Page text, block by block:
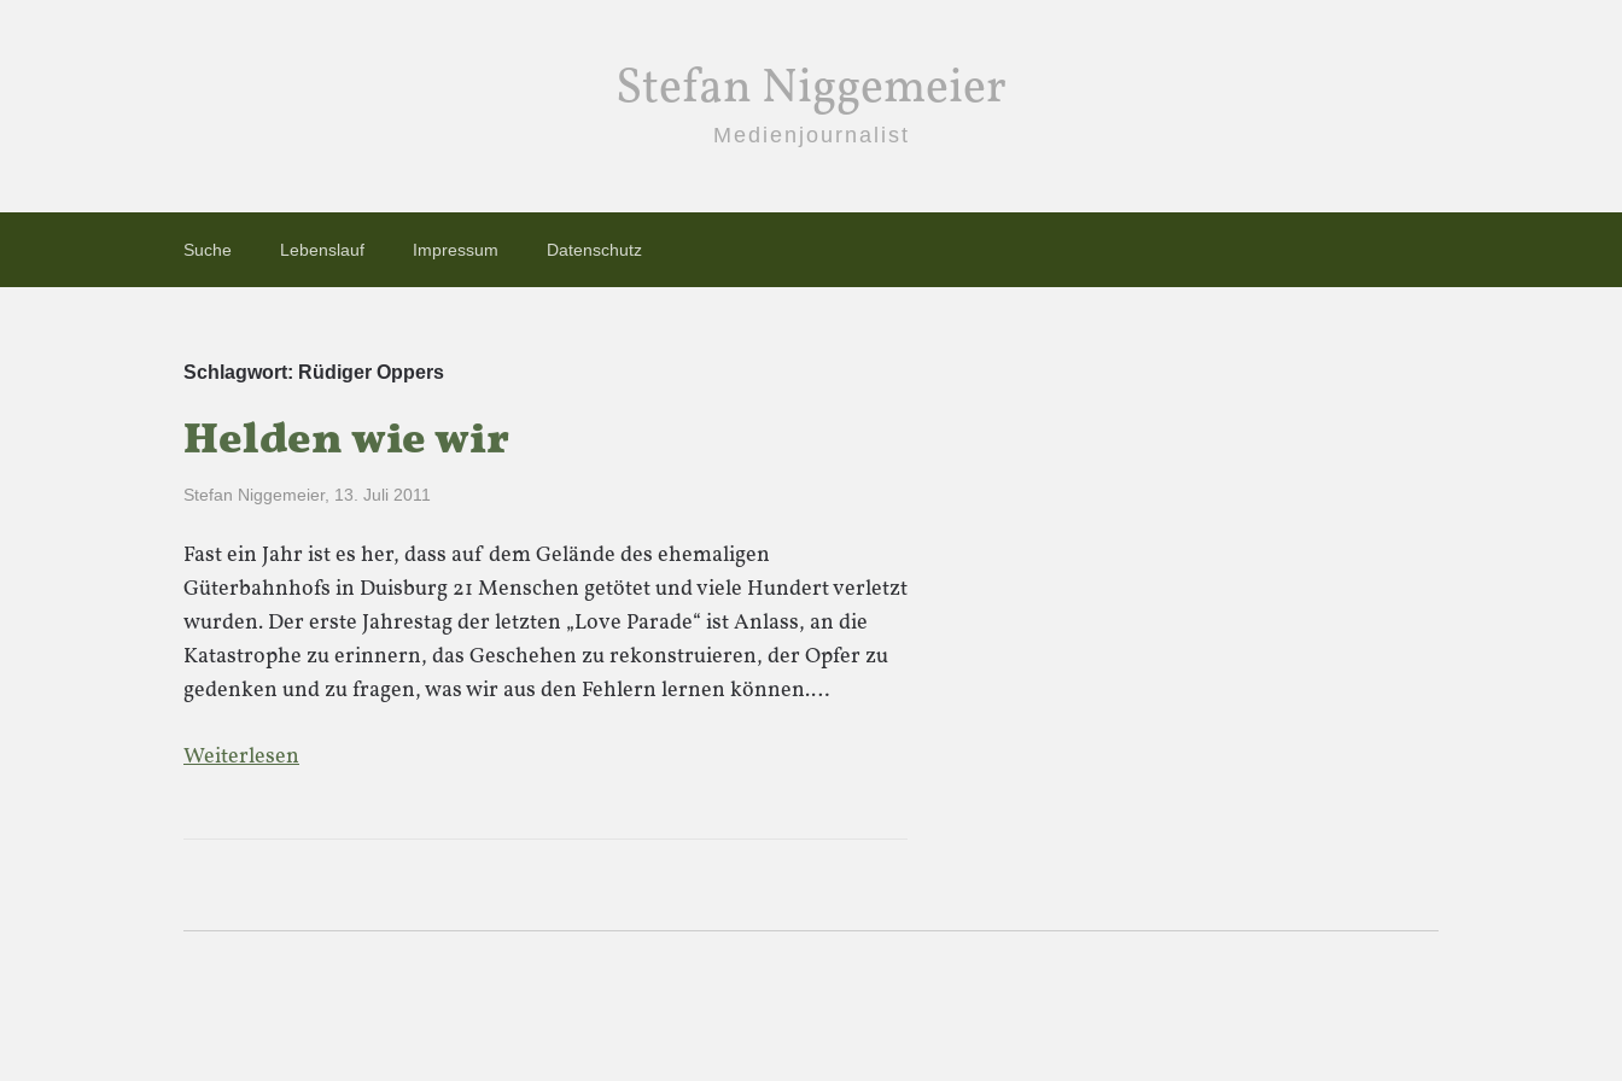
Stefan Niggemeier
Medienjournalist
Suche Lebenslauf Impressum Datenschutz
Schlagwort: Rüdiger Oppers
Helden wie wir
Stefan Niggemeier, 13. Juli 2011
Fast ein Jahr ist es her, dass auf dem Gelände des ehemaligen
Güterbahnhofs in Duisburg 21 Menschen getötet und viele Hundert verletzt
wurden. Der erste Jahrestag der letzten „Love Parade“ ist Anlass, an die
Katastrophe zu erinnern, das Geschehen zu rekonstruieren, der Opfer zu
gedenken und zu fragen, was wir aus den Fehlern lernen können.…
Weiterlesen